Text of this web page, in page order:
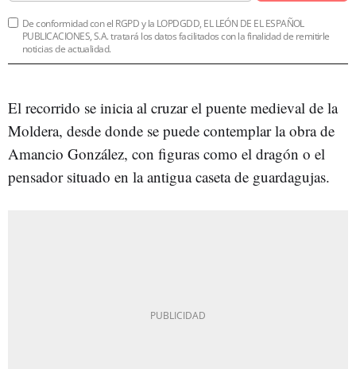
De conformidad con el RGPD y la LOPDGDD, EL LEÓN DE EL ESPAÑOL
PUBLICACIONES, S.A. tratará los datos facilitados con la finalidad de remitirle
noticias de actualidad.
El recorrido se inicia al cruzar el puente medieval de la
Moldera, desde donde se puede contemplar la obra de
Amancio González, con figuras como el dragón o el
pensador situado en la antigua caseta de guardagujas.